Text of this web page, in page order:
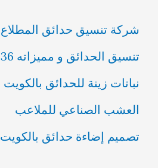
ع
ن
:
شركة تنسيق حدائق المطلاع
تنسيق الحدائق و مميزاته 66894336
نباتات زينة للحدائق بالكويت
العشب الصناعي للملاعب
تصميم إضاءة حدائق بالكويت